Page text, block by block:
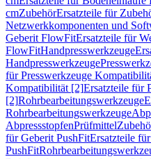
cmZubehörErsatzteile für
Netzwerkkomponenten und
Geberit FlowFitErsatzteile für
FlowFitHandpresswerkzeuge
Handpresswerkzeuge
für Presswerkzeuge
Kompatibilität [2]Ersatzteile für
[2]Rohrbearbeitungswerkzeuge
Rohrbearbeitungswerkzeuge
AbpressstopfenPrüfmittel
für Geberit PushFitErsatzteile
PushFit